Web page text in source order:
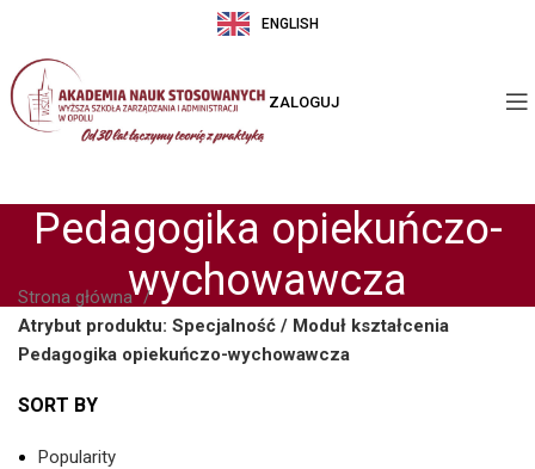
ENGLISH
ZALOGUJ
Pedagogika opiekuńczo-
wychowawcza
Strona główna
Atrybut produktu: Specjalność / Moduł kształcenia
Pedagogika opiekuńczo-wychowawcza
SORT BY
Popularity